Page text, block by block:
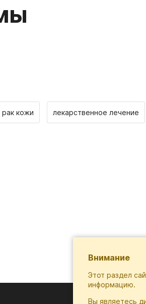
рак кожи лекарственное лечение
Внимание
Этот раздел
информацию.
Вы являетесь